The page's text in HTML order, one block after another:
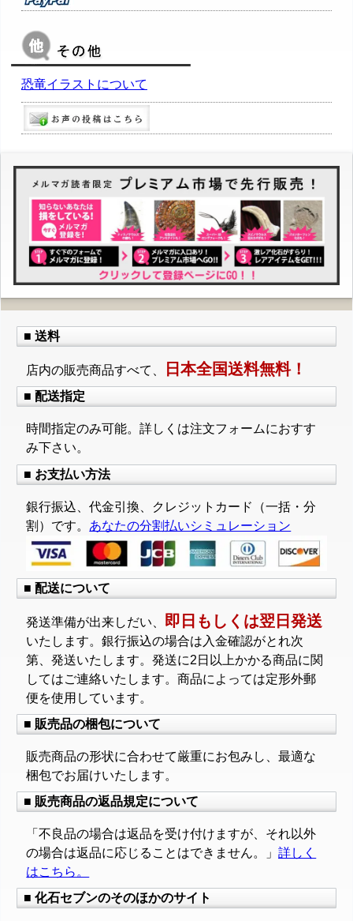
恐竜イラストについて
■ 送料
店内の販売商品すべて、 日本全国送料無料！
■ 配送指定
時間指定のみ可能。詳しくは注文フォームにおすす
み下さい。
■ お支払い方法
銀行振込、代金引換、クレジットカード（一括・分
割）です。 あなたの分割払いシミュレーション
■ 配送について
発送準備が出来しだい、 即日もしくは翌日発送
いたします。銀行振込の場合は入金確認がとれ次
第、発送いたします。発送に2日以上かかる商品に関
してはご連絡いたします。商品によっては定形外郵
便を使用しています。
■ 販売品の梱包について
販売商品の形状に合わせて厳重にお包みし、最適な
梱包でお届けいたします。
■ 販売商品の返品規定について
「不良品の場合は返品を受け付けますが、それ以外
の場合は返品に応じることはできません。」詳しく
はこちら。
■ 化石セブンのそのほかのサイト